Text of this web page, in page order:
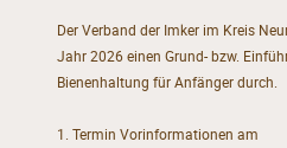
Der Verband der Imker im Kreis
Jahr 2026 einen Grund- bzw.
Bienenhaltung für Anfänger durch.
1. Termin Vorinformationen am